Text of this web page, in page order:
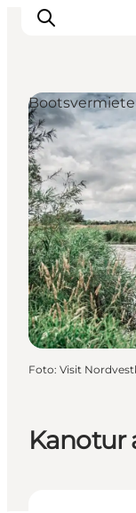
Inspiration
Events
Unterkunft
Mach
Kanotur
Foto: Visit